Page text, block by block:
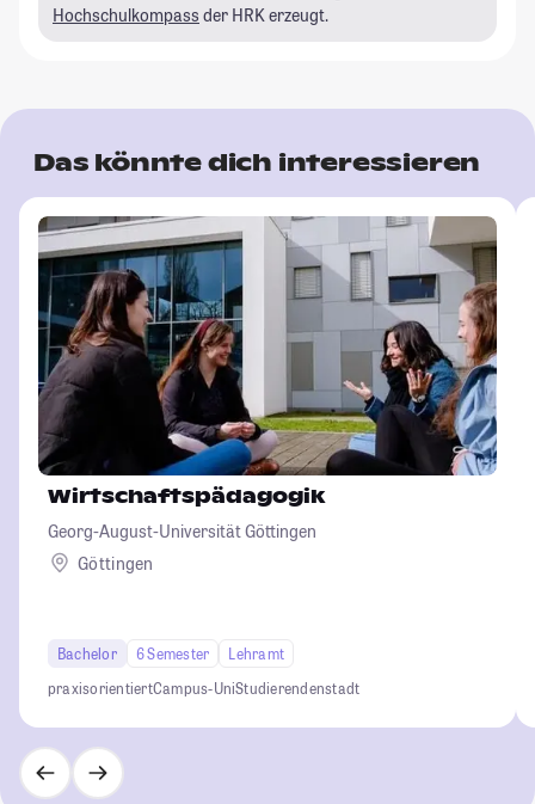
Hochschulkompass der HRK erzeugt.
Das könnte dich interessieren
Wirtschaftspädagogik
Georg-August-Universität Göttingen
Göttingen
Bachelor 6 Semester
Lehramt
praxisorientiertCampus-UniStudierendenstadt